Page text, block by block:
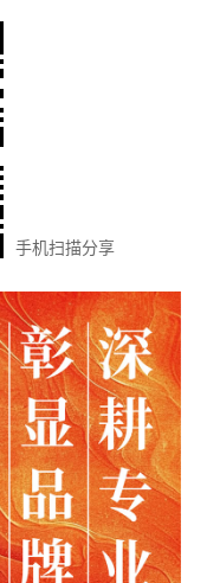
手机扫描分享